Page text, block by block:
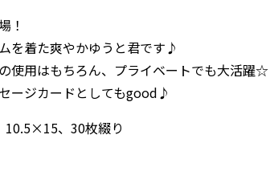
！
を着た爽やかゆうと君です♪
使用はもちろん、プライベートでも大活躍☆
ージカードとしてもgood♪
10.5×15、30枚綴り